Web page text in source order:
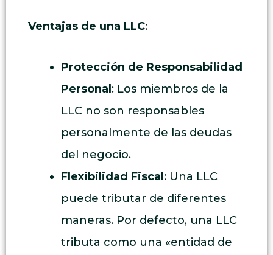
Ventajas de una LLC:
Protección de Responsabilidad
Personal: Los miembros de la
LLC no son responsables
personalmente de las deudas
del negocio.
Flexibilidad Fiscal: Una LLC
puede tributar de diferentes
maneras. Por defecto, una LLC
tributa como una «entidad de